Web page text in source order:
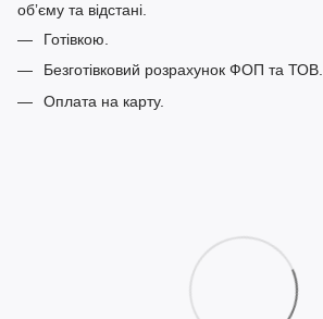
обʼєму та відстані.
Готівкою.
Безготівковий розрахунок ФОП та ТОВ.
Оплата на карту.